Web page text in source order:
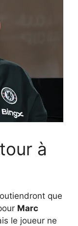
à
que
Marc
le joueur ne